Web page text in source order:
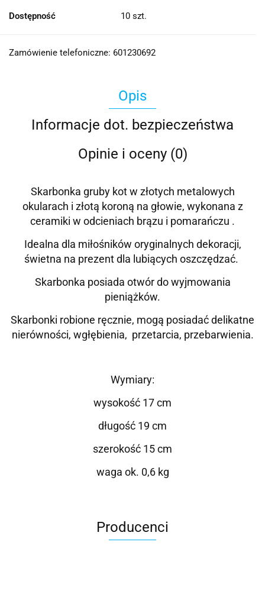
Dostępność 10 szt.
Zamówienie telefoniczne: 601230692
Opis
Informacje dot. bezpieczeństwa
Opinie i oceny (0)
Skarbonka gruby kot w złotych metalowych
okularach i złotą koroną na głowie, wykonana z
ceramiki w odcieniach brązu i pomarańczu .
Idealna dla miłośników oryginalnych dekoracji,
świetna na prezent dla lubiących oszczędzać.
Skarbonka posiada otwór do wyjmowania
pieniążków.
Skarbonki robione ręcznie, mogą posiadać delikatne
nierówności, wgłębienia, przetarcia, przebarwienia.
Wymiary:
wysokość 17 cm
długość 19 cm
szerokość 15 cm
waga ok. 0,6 kg
Producenci